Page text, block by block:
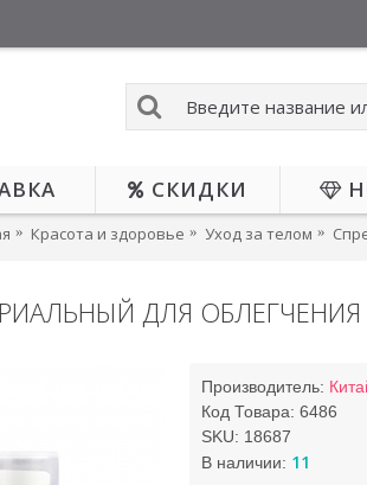
СКИДКИ
Красота и здоровье Уход за телом
ДЛЯ
Производитель:
Код Товара: 6486
SKU: 18687
В наличии: 11